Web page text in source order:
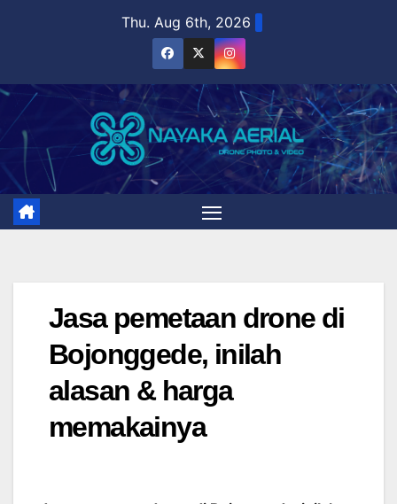
Thu. Aug 6th, 2026
Jasa pemetaan drone di
Bojonggede, inilah
alasan & harga
memakainya